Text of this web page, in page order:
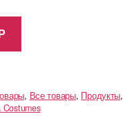
, Все товары, Продукты,
Costumes